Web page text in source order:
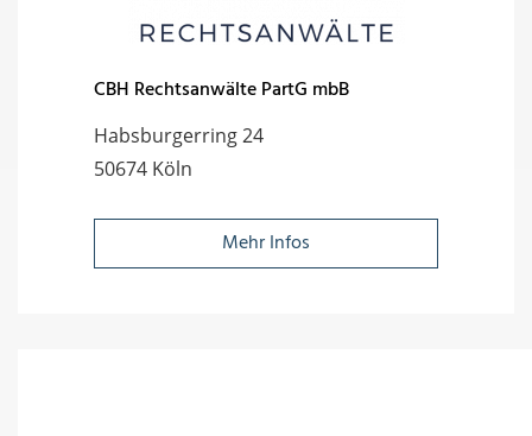
CBH Rechtsanwälte PartG mbB
Habsburgerring 24
50674 Köln
Mehr Infos